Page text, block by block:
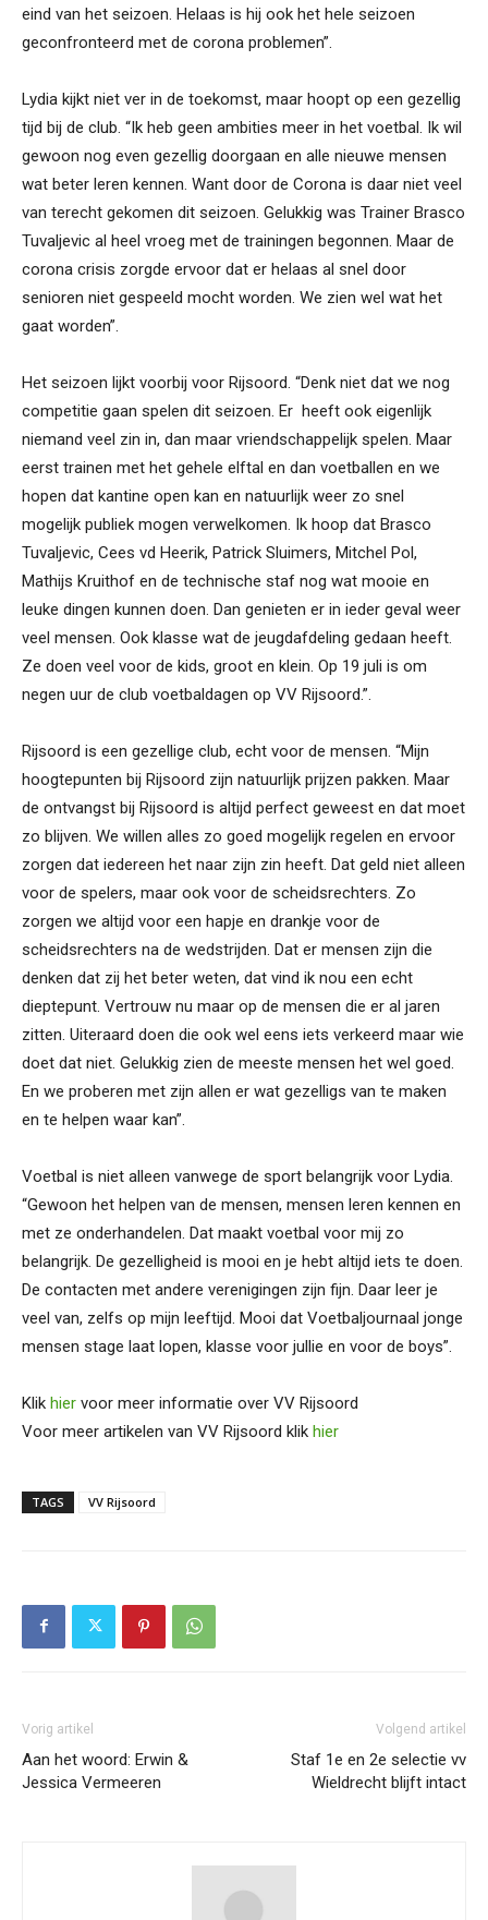
eind van het seizoen. Helaas is hij ook het hele seizoen
geconfronteerd met de corona problemen”.
Lydia kijkt niet ver in de toekomst, maar hoopt op een gezellig
tijd bij de club. “Ik heb geen ambities meer in het voetbal. Ik wil
gewoon nog even gezellig doorgaan en alle nieuwe mensen
wat beter leren kennen. Want door de Corona is daar niet veel
van terecht gekomen dit seizoen. Gelukkig was Trainer Brasco
Tuvaljevic al heel vroeg met de trainingen begonnen. Maar de
corona crisis zorgde ervoor dat er helaas al snel door
senioren niet gespeeld mocht worden. We zien wel wat het
gaat worden”.
Het seizoen lijkt voorbij voor Rijsoord. “Denk niet dat we nog
competitie gaan spelen dit seizoen. Er heeft ook eigenlijk
niemand veel zin in, dan maar vriendschappelijk spelen. Maar
eerst trainen met het gehele elftal en dan voetballen en we
hopen dat kantine open kan en natuurlijk weer zo snel
mogelijk publiek mogen verwelkomen. Ik hoop dat Brasco
Tuvaljevic, Cees vd Heerik, Patrick Sluimers, Mitchel Pol,
Mathijs Kruithof en de technische staf nog wat mooie en
leuke dingen kunnen doen. Dan genieten er in ieder geval weer
veel mensen. Ook klasse wat de jeugdafdeling gedaan heeft.
Ze doen veel voor de kids, groot en klein. Op 19 juli is om
negen uur de club voetbaldagen op VV Rijsoord.”.
Rijsoord is een gezellige club, echt voor de mensen. “Mijn
hoogtepunten bij Rijsoord zijn natuurlijk prijzen pakken. Maar
de ontvangst bij Rijsoord is altijd perfect geweest en dat moet
zo blijven. We willen alles zo goed mogelijk regelen en ervoor
zorgen dat iedereen het naar zijn zin heeft. Dat geld niet alleen
voor de spelers, maar ook voor de scheidsrechters. Zo
zorgen we altijd voor een hapje en drankje voor de
scheidsrechters na de wedstrijden. Dat er mensen zijn die
denken dat zij het beter weten, dat vind ik nou een echt
dieptepunt. Vertrouw nu maar op de mensen die er al jaren
zitten. Uiteraard doen die ook wel eens iets verkeerd maar wie
doet dat niet. Gelukkig zien de meeste mensen het wel goed.
En we proberen met zijn allen er wat gezelligs van te maken
en te helpen waar kan”.
Voetbal is niet alleen vanwege de sport belangrijk voor Lydia.
“Gewoon het helpen van de mensen, mensen leren kennen en
met ze onderhandelen. Dat maakt voetbal voor mij zo
belangrijk. De gezelligheid is mooi en je hebt altijd iets te doen.
De contacten met andere verenigingen zijn fijn. Daar leer je
veel van, zelfs op mijn leeftijd. Mooi dat Voetbaljournaal jonge
mensen stage laat lopen, klasse voor jullie en voor de boys”.
Klik hier voor meer informatie over VV Rijsoord
Voor meer artikelen van VV Rijsoord klik hier
TAGS VV Rijsoord
Vorig artikel
Aan het woord: Erwin &
Jessica Vermeeren
Volgend artikel
Staf 1e en 2e selectie vv
Wieldrecht blijft intact